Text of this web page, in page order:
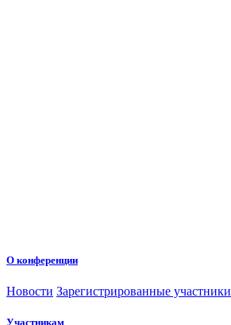
О конференции
Новости Зарегистрированные участники
Участникам